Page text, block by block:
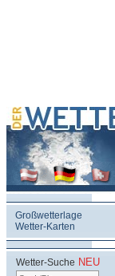
Großwetterlage
Wetter-Karten
Wetter-Suche NEU